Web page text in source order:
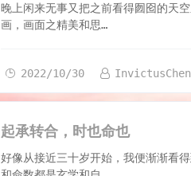
晚上闲来无事又把之前看得囫囵的天
画，画面之精美和思…
2022/10/30 InvictusChen
2022/9/6
起承转合，时也命也
好像从接近三十岁开始，我便渐渐看